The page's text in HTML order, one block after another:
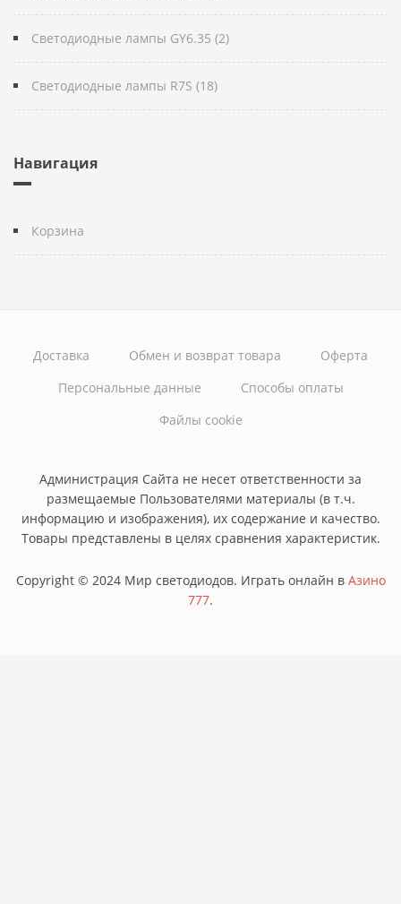
Светодиодные лампы GY6.35 (2)
Светодиодные лампы R7S (18)
Навигация
Корзина
Доставка Обмен и возврат товара
Оферта
Персональные данные
Способы оплаты
Файлы cookie
Администрация Сайта не несет ответственности за
размещаемые Пользователями материалы (в т.ч.
информацию и изображения), их содержание и качество.
Товары представлены в целях сравнения характеристик.
Copyright © 2024 Мир светодиодов. Играть онлайн в Азино
777.